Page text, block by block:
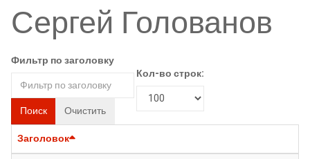
Сергей Голованов
Фильтр по заголовку
Поиск Очистить
Кол-во строк:
Заголовок